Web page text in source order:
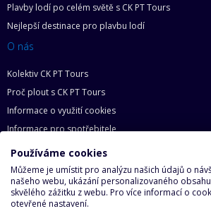
Plavby lodí po celém světě s CK PT Tours
Nejlepší destinace pro plavbu lodí
O nás
Kolektiv CK PT Tours
Proč plout s CK PT Tours
Informace o využití cookies
Informace pro spotřebitele
Zásady ochrany osobních údajů
Základní práva zákazníka
Mapa webu
O lodích
Používáme cookies
Můžeme je umístit pro analýzu našich údajů o
našeho webu, ukázání personalizovaného
skvělého zážitku z webu. Pro více informací o
otevřené nastavení.